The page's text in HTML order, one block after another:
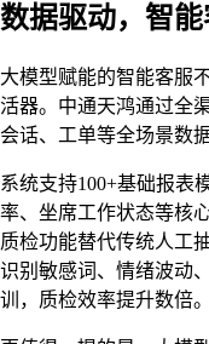
数据驱动，智
大模型赋能的智能客服
活器。中通天鸿通过全
会话、工单等全场景数
系统支持100+基础报表
率、坐席工作状态等核
质检功能替代传统人工
识别敏感词、情绪波动
训，质检效率提升数倍。